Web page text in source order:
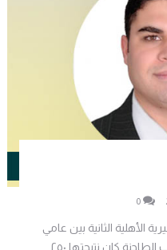
0
الأهلية الثانية بين عامي
١٩٩٩ و ٢٠٠٣ ، خمسة اعوام من الحرب الطاحنة كان نتيجتها ٢٥٠